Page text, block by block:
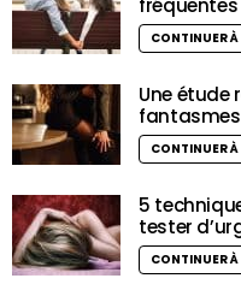
fréquentes
CONTINUER À
Une étude
CONTINUER À
5
tester
CONTINUER À